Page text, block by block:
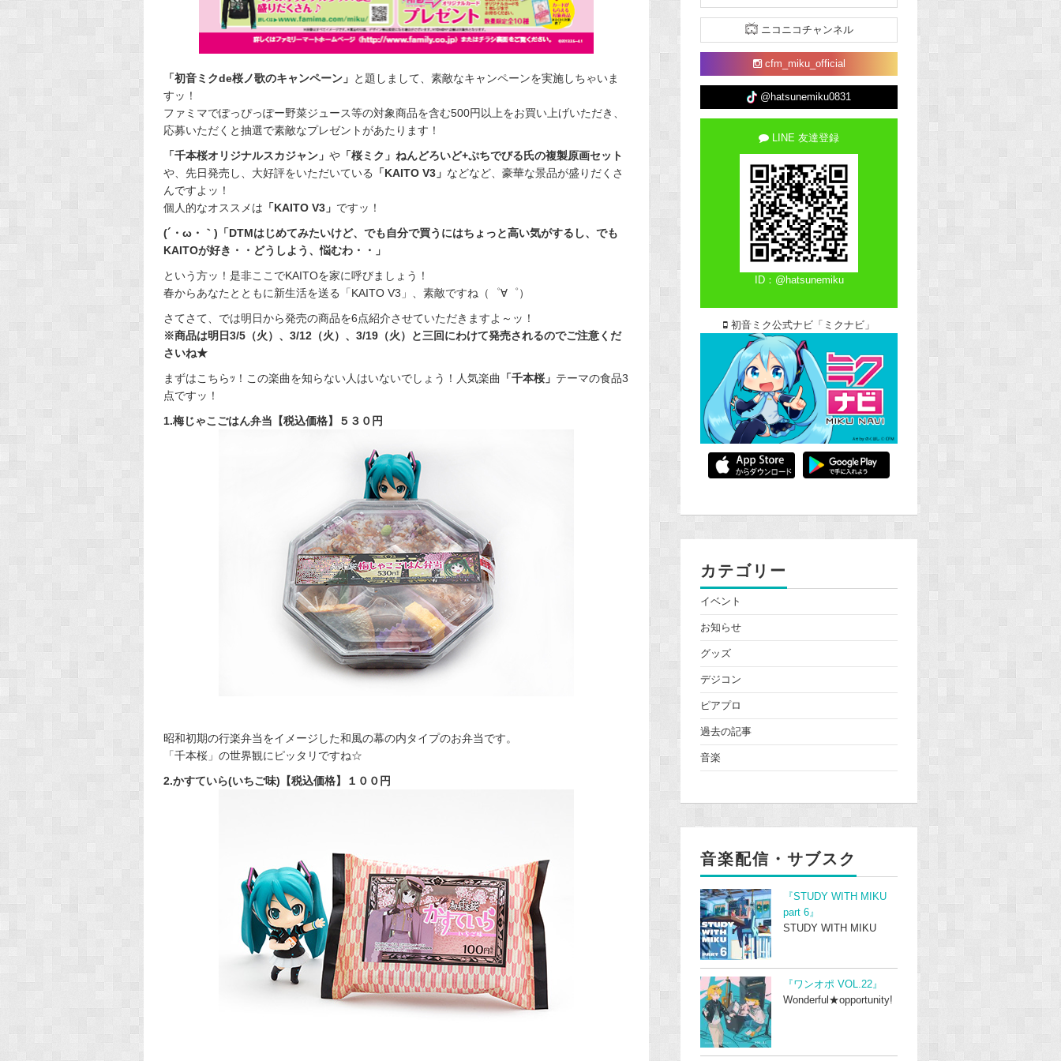
「初音ミクde桜ノ歌のキャンペーン」 と題しまして、素敵なキャンペーンを実施しちゃいま
すッ！
ファミマでぽっぴっぽー野菜ジュース等の対象商品を含む500円以上をお買い上げいただき、
応募いただくと抽選で素敵なプレゼントがあたります！
「千本桜オリジナルスカジャン」 や 「桜ミク」ねんどろいど+ぷちでびる氏の複製原画セット
や、先日発売し、大好評をいただいている
「KAITO V3」 などなど、豪華な景品が盛りだくさ
んですよッ！
個人的なオススメは 「KAITO V3」 ですッ！
(´・ω・｀)「DTMはじめてみたいけど、でも自分で買うにはちょっと高い気がするし、でも
KAITOが好き・・どうしよう、悩むわ・・」
という方ッ！是非ここでKAITOを家に呼びましょう！
春からあなたとともに新生活を送る「KAITO V3」、素敵ですね（゜∀゜）
さてさて、では明日から発売の商品を6点紹介させていただきますよ～ッ！
※商品は明日3/5（火）、3/12（火）、3/19（火）と三回にわけて発売されるのでご注意くだ
さいね★
まずはこちらｯ！この楽曲を知らない人はいないでしょう！人気楽曲
「千本桜」 テーマの食品3
点ですッ！
1.梅じゃこごはん弁当【税込価格】５３０円
昭和初期の行楽弁当をイメージした和風の幕の内タイプのお弁当です。
「千本桜」の世界観にピッタリですね☆
2.かすていら(いちご味)【税込価格】１００円
ニコニコチャンネル
cfm_miku_official
@hatsunemiku0831
LINE 友達登録
ID：@hatsunemiku
初音ミク公式ナビ「ミクナビ」
カテゴリー
イベント
お知らせ
グッズ
デジコン
ピアプロ
過去の記事
音楽
音楽配信・サブスク
『STUDY WITH MIKU
part 6』
STUDY WITH MIKU
『ワンオポ VOL.22』
Wonderful★opportunity!